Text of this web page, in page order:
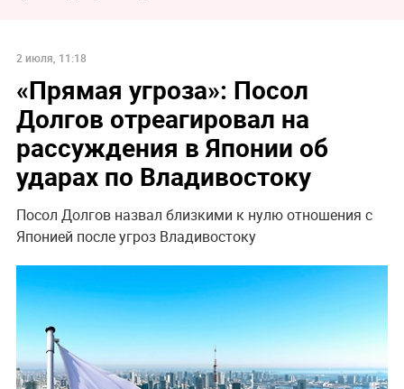
2 июля, 11:18
«Прямая угроза»: Посол
Долгов отреагировал на
рассуждения в Японии об
ударах по Владивостоку
Посол Долгов назвал близкими к нулю отношения с
Японией после угроз Владивостоку